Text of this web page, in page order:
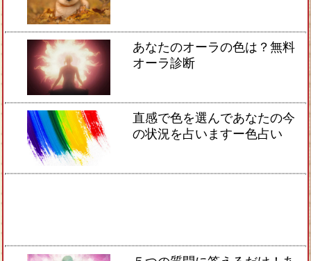
あなたのオーラの色は？無料
オーラ診断
直感で色を選んであなたの今
の状況を占いますー色占い